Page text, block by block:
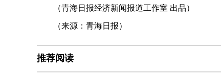
（青海日报经济新闻报道工作室 出品）
（来源：青海日报）
推荐阅读